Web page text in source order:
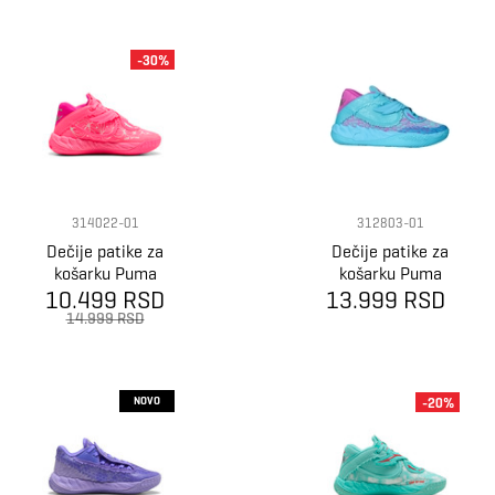
314022-01
Dečije patike za
košarku Puma
Mb.05 fast &
furious miami jr
10.499 RSD
14.999 RSD
-30%
312803-01
Dečije patike za
košarku Puma
Mb.05 hive jr
13.999 RSD
NOVO -20%